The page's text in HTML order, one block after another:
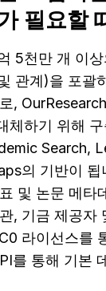
필요할
5천만 개 이
관계)을 포괄
,
체하기 위해
Search,
의 기반이 됩
및 논문 메타
, 기금 제공자
라이선스를
를 통해 기본